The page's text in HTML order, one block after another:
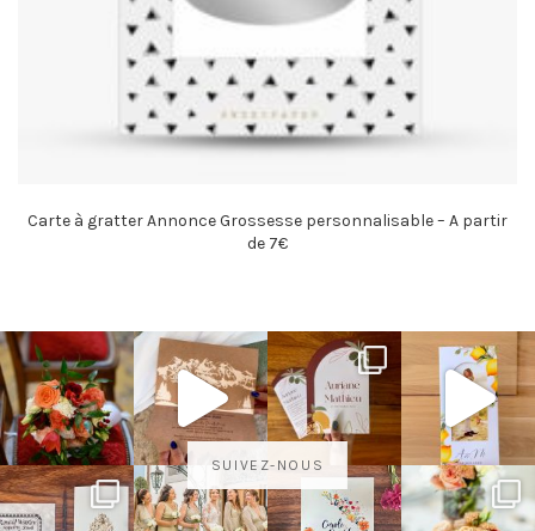
Carte à gratter Annonce Grossesse personnalisable – A partir
de 7€
SUIVEZ-NOUS